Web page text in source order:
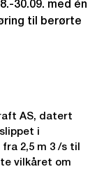
30.09. med én
til berørte
AS, datert
i
2,5 m 3 /s til
vilkåret om